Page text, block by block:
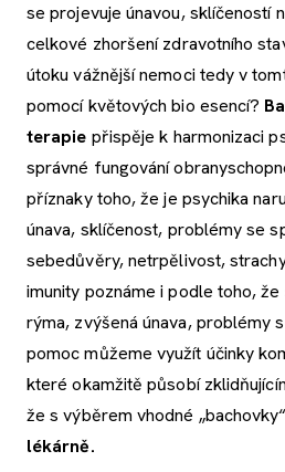
se projevuje únavou, sklíčeností
celkové zhoršení zdravotního
útoku vážnější nemoci tedy v
pomocí květových bio esencí?
terapie přispěje k harmonizaci
správné fungování
příznaky toho, že je psychika
únava, sklíčenost, problémy se
sebedůvěry, netrpělivost,
imunity poznáme i podle toho,
rýma, zvýšená únava, problémy
pomoc můžeme využít účinky
které okamžitě působí
že s výběrem vhodné
lékárně.